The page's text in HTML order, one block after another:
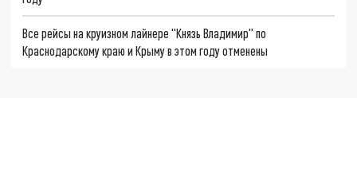
Все рейсы на круизном лайнере "Князь Владимир" по
Краснодарскому краю и Крыму в этом году отменены